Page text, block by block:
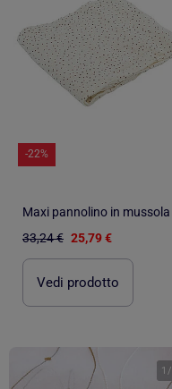
-22%
33,24 € 25,79 €
Vedi prodotto
1 /